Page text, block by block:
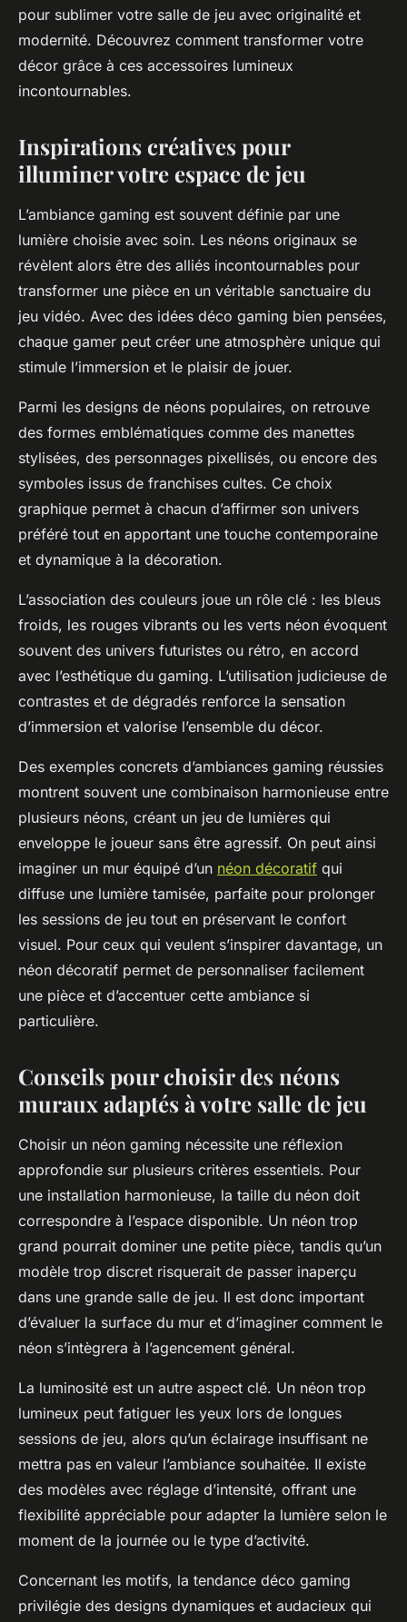
pour sublimer votre salle de jeu avec originalité et
modernité. Découvrez comment transformer votre
décor grâce à ces accessoires lumineux
incontournables.
Inspirations créatives pour
illuminer votre espace de jeu
L’ambiance gaming est souvent définie par une
lumière choisie avec soin. Les néons originaux se
révèlent alors être des alliés incontournables pour
transformer une pièce en un véritable sanctuaire du
jeu vidéo. Avec des idées déco gaming bien pensées,
chaque gamer peut créer une atmosphère unique qui
stimule l’immersion et le plaisir de jouer.
Parmi les designs de néons populaires, on retrouve
des formes emblématiques comme des manettes
stylisées, des personnages pixellisés, ou encore des
symboles issus de franchises cultes. Ce choix
graphique permet à chacun d’affirmer son univers
préféré tout en apportant une touche contemporaine
et dynamique à la décoration.
L’association des couleurs joue un rôle clé : les bleus
froids, les rouges vibrants ou les verts néon évoquent
souvent des univers futuristes ou rétro, en accord
avec l’esthétique du gaming. L’utilisation judicieuse de
contrastes et de dégradés renforce la sensation
d’immersion et valorise l’ensemble du décor.
Des exemples concrets d’ambiances gaming réussies
montrent souvent une combinaison harmonieuse entre
plusieurs néons, créant un jeu de lumières qui
enveloppe le joueur sans être agressif. On peut ainsi
imaginer un mur équipé d’un néon décoratif qui
diffuse une lumière tamisée, parfaite pour prolonger
les sessions de jeu tout en préservant le confort
visuel. Pour ceux qui veulent s’inspirer davantage, un
néon décoratif permet de personnaliser facilement
une pièce et d’accentuer cette ambiance si
particulière.
Conseils pour choisir des néons
muraux adaptés à votre salle de jeu
Choisir un néon gaming nécessite une réflexion
approfondie sur plusieurs critères essentiels. Pour
une installation harmonieuse, la taille du néon doit
correspondre à l’espace disponible. Un néon trop
grand pourrait dominer une petite pièce, tandis qu’un
modèle trop discret risquerait de passer inaperçu
dans une grande salle de jeu. Il est donc important
d’évaluer la surface du mur et d’imaginer comment le
néon s’intègrera à l’agencement général.
La luminosité est un autre aspect clé. Un néon trop
lumineux peut fatiguer les yeux lors de longues
sessions de jeu, alors qu’un éclairage insuffisant ne
mettra pas en valeur l’ambiance souhaitée. Il existe
des modèles avec réglage d’intensité, offrant une
flexibilité appréciable pour adapter la lumière selon le
moment de la journée ou le type d’activité.
Concernant les motifs, la tendance déco gaming
privilégie des designs dynamiques et audacieux qui